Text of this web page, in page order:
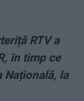
RTV a
în timp ce
Națională, la